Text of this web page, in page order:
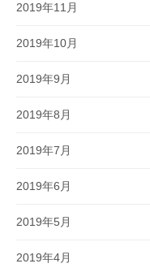
2019年11月
2019年10月
2019年9月
2019年8月
2019年7月
2019年6月
2019年5月
2019年4月